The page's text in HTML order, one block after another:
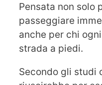
Pensata non solo
passeggiare
anche per chi
strada a piedi.
Secondo gli studi